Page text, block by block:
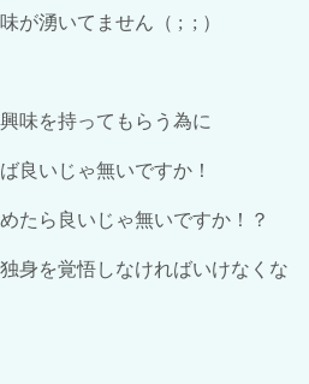
が湧いてません（ ; ; ）
味を持ってもらう為に
良いじゃ無いですか！
たら良いじゃ無いですか！？
身を覚悟しなければいけなくな